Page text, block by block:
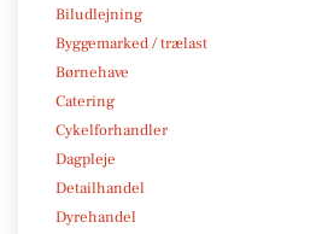
Biludlejning
Byggemarked / trælast
Børnehave
Catering
Cykelforhandler
Dagpleje
Detailhandel
Dyrehandel